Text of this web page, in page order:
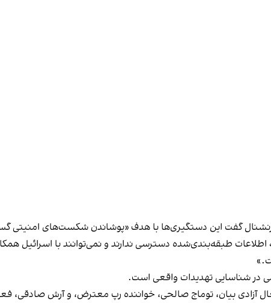
گفت این دستگیری‌ها با هدف «پوشاندن شکست‌های امنیتی
طبقه‌بندی‌شده دسترسی ندارند و نمی‌توانند با اسرائیل
در شناسایی تهدیدات واقعی است.
بیان، توماج صالحی، خواننده رپ معترض، و آرش صادقی،